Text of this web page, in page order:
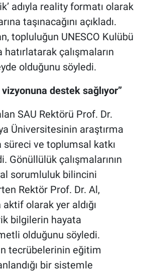
adıyla reality formatı olarak
taşınacağını açıkladı.
topluluğun UNESCO Kulübü
hatırlatarak çalışmaların
olduğunu söyledi.
destek sağlıyor”
SAU Rektörü Prof. Dr.
Üniversitesinin araştırma
ve toplumsal katkı
Gönüllülük çalışmalarının
sorumluluk bilincini
Rektör Prof. Dr. Al,
olarak yer aldığı
bilgilerin hayata
olduğunu söyledi.
tecrübelerinin eğitim
bir sistemle